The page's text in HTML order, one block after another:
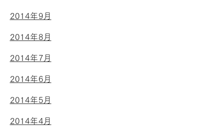
2014年9月
2014年8月
2014年7月
2014年6月
2014年5月
2014年4月